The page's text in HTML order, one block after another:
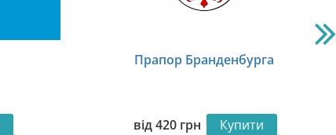
Прапор Бранденбурга
від420 грн Купити